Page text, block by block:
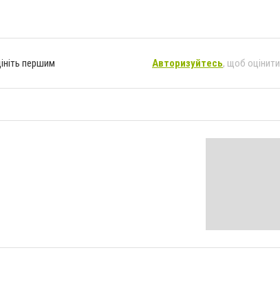
першим Авторизуйтесь, щоб оцінити